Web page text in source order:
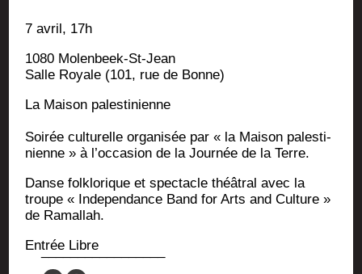
7 avril, 17h
1080 Molen­beek-St-Jean
Salle Royale (101, rue de Bonne)
La Mai­son palestinienne
Soi­rée cultu­relle orga­ni­sée par « la Mai­son pales­ti­
nienne » à l’occasion de la Jour­née de la Terre.
Danse folk­lo­rique et spec­tacle théâ­tral avec la
troupe « Inde­pen­dance Band for Arts and Culture »
de Ramallah.
Entrée Libre